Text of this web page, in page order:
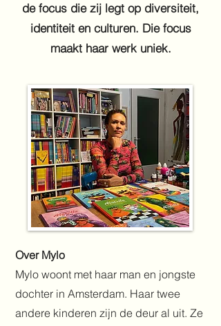
de focus die zij legt op diversiteit,
identiteit en culturen. Die focus
maakt haar werk uniek.
Over Mylo
Mylo woont met haar man en jongste
dochter in Amsterdam. Haar twee
andere kinderen zijn de deur al uit. Ze